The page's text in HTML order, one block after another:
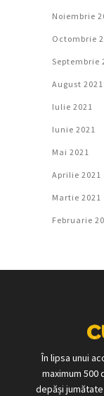
Noiembrie
Octombrie
Septembrie
August 2021
Iulie 2021
Iunie 2021
Mai 2021
Aprilie 2021
Martie 2021
Februarie
În lipsa unui
maximum
depăși